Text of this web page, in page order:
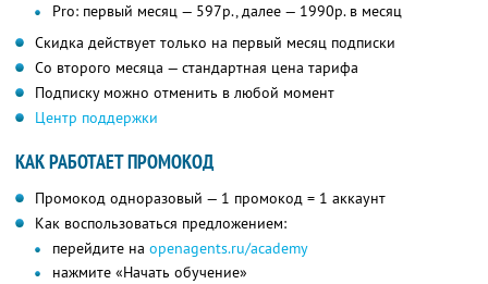
Pro: первый месяц — 597р., далее — 1990р. в месяц
Скидка действует только на первый месяц подписки
Со второго месяца — стандартная цена тарифа
Подписку можно отменить в любой момент
Центр поддержки
КАК РАБОТАЕТ ПРОМОКОД
Промокод одноразовый — 1 промокод = 1 аккаунт
Как воспользоваться предложением:
перейдите на openagents.ru/academy
нажмите «Начать обучение»